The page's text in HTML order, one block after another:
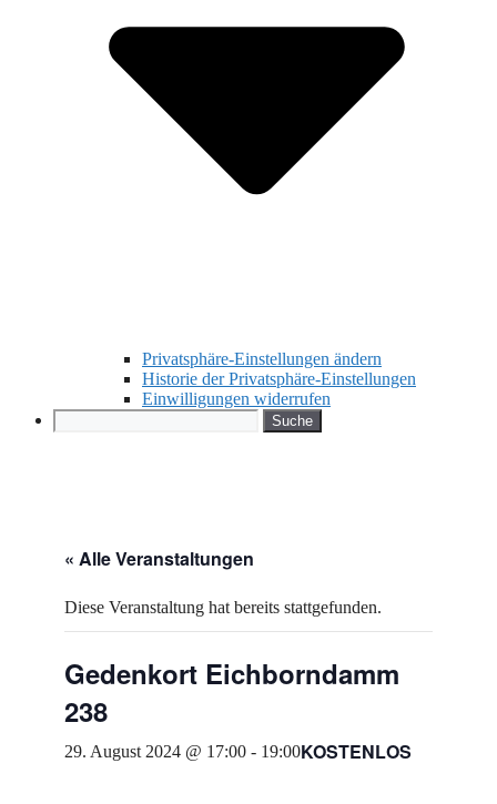
Privatsphäre-Einstellungen ändern
Historie der Privatsphäre-Einstellungen
Einwilligungen widerrufen
Search
« Alle Veranstaltungen
Diese Veranstaltung hat bereits stattgefunden.
Gedenkort Eichborndamm
238
29. August 2024 @ 17:00 - 19:00KOSTENLOS